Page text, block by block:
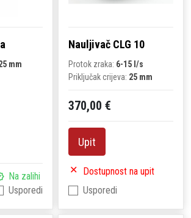
mm
Na zalihi
Usporedi
Nauljivač CLG 10
Protok zraka: 6-15 l/s
Priključak crijeva: 25 mm
370,00 €
Upit
Dostupnost na upit
Usporedi